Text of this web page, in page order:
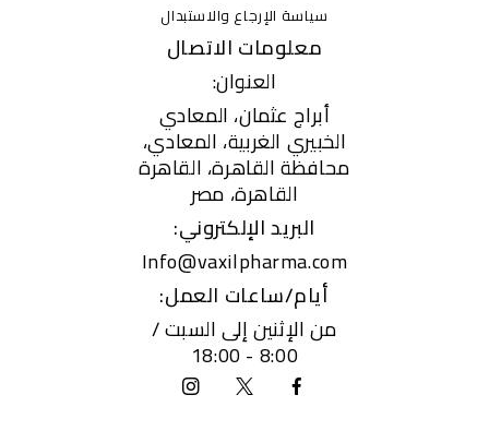
سياسة الإرجاع والاستبدال
معلومات الاتصال
العنوان:
أبراج عثمان، المعادي
الخبيري الغربية، المعادي،
محافظة القاهرة، القاهرة
القاهرة، مصر
البريد الإلكتروني:
Info@vaxilpharma.com
أيام/ساعات العمل:
من الإثنين إلى السبت /
8:00 - 18:00